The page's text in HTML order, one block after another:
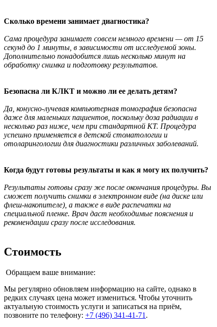
Сколько времени занимает диагностика?
Сама процедура занимает совсем немного времени — от 15
секунд до 1 минуты, в зависимости от исследуемой зоны.
Дополнительно понадобится лишь несколько минут на
обработку снимка и подготовку результатов.
Безопасна ли КЛКТ и можно ли ее делать детям?
Да, конусно-лучевая компьютерная томография безопасна
даже для маленьких пациентов, поскольку доза радиации в
несколько раз ниже, чем при стандартной КТ. Процедура
успешно применяется в детской стоматологии и
отоларингологии для диагностики различных заболеваний.
Когда будут готовы результаты и как я могу их получить?
Результаты готовы сразу же после окончания процедуры. Вы
сможет получить снимки в электронном виде (на диске или
флеш-накопителе), а также в виде распечатки на
специальной пленке. Врач даст необходимые пояснения и
рекомендации сразу после исследования.
Стоимость
Обращаем ваше внимание:
Мы регулярно обновляем информацию на сайте, однако в
редких случаях цена может измениться. Чтобы уточнить
актуальную стоимость услуги и записаться на приём,
позвоните по телефону: +7 (496) 341-41-71 .